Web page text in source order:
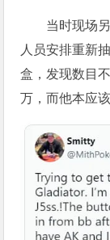
当时现场
人员安排重新
盒，发现数目
万，而他本应